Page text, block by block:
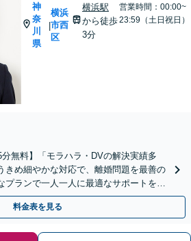
神
奈
川
県
|
横浜
市西
区
横浜駅
から徒歩
3分
営業時間：00:00~
23:59（土日祝日）
分無料】「モラハラ・DVの解決実績多
きめ細やかな対応で、離婚問題を最善の
プランで一人一人に最適なサポートを提
料金表を見る